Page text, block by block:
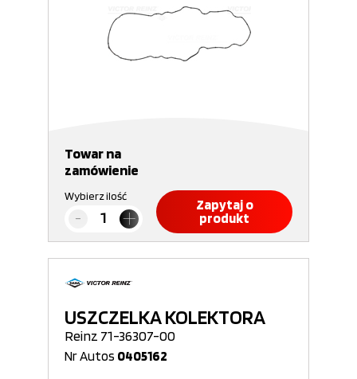
Towar na
zamówienie
Wybierz ilość
Zapytaj o
produkt
USZCZELKA KOLEKTORA
Reinz 71-36307-00
Nr Autos 0405162